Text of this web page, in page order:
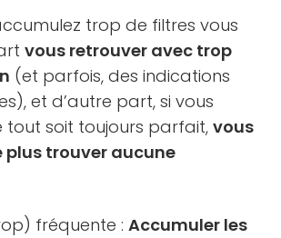
trop de filtres vous
vous retrouver avec trop
(et parfois, des indications
et d’autre part, si vous
soit toujours parfait, vous
plus trouver aucune
fréquente : Accumuler les